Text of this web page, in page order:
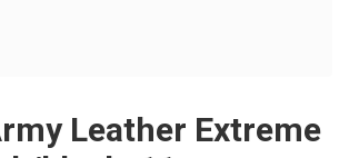
Leather Extreme